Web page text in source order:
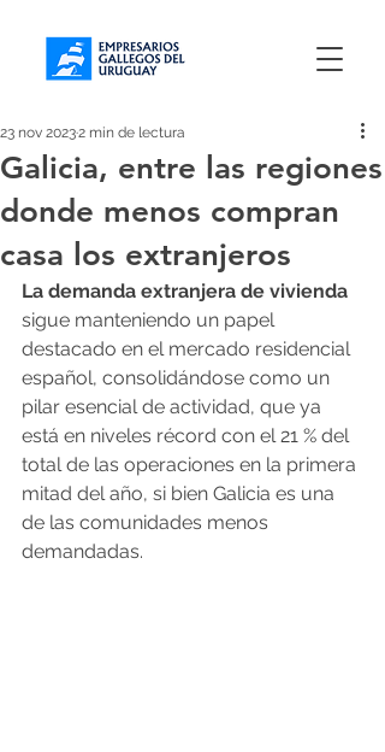
Galicia, entre las regiones
donde menos compran
casa los extranjeros
23 nov 20232 min de lectura
La demanda extranjera de vivienda
sigue manteniendo un papel
destacado en el mercado residencial
español, consolidándose como un
pilar esencial de actividad, que ya
está en niveles récord con el 21 % del
total de las operaciones en la primera
mitad del año, si bien Galicia es una
de las comunidades menos
demandadas.